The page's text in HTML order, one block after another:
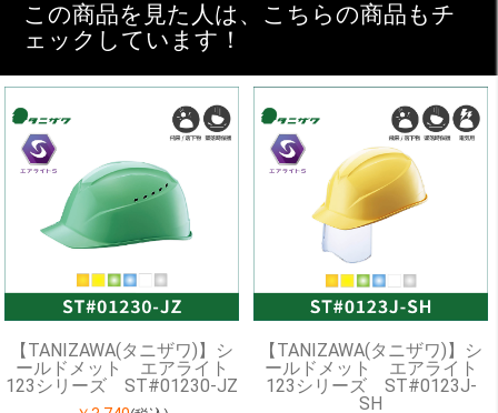
この商品を見た人は、こちらの商品もチ
ェックしています！
【TANIZAWA(タニザワ)】シ
ールドメット エアライト
123シリーズ ST#01230-JZ
【TANIZAWA(タニザワ)】シ
ールドメット エアライト
123シリーズ ST#0123J-
SH